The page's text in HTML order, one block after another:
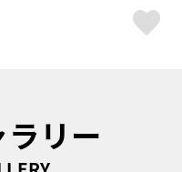
リー